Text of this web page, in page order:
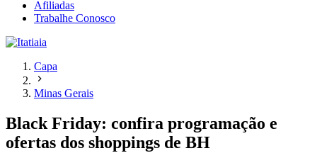
Afiliadas
Trabalhe Conosco
Capa
Minas Gerais
Black Friday: confira programação e
ofertas dos shoppings de BH